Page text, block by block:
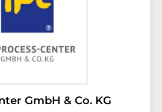
GmbH & Co. KG